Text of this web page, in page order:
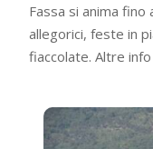
Fassa si anima
allegorici, feste in
fiaccolate. Altre info